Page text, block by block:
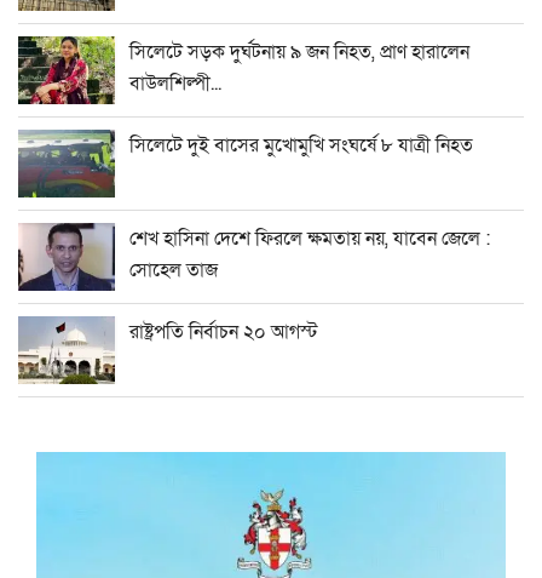
সিলেটে সড়ক দুর্ঘটনায় ৯ জন নিহত, প্রাণ হারালেন
বাউলশিল্পী...
সিলেটে দুই বাসের মুখোমুখি সংঘর্ষে ৮ যাত্রী নিহত
শেখ হাসিনা দেশে ফিরলে ক্ষমতায় নয়, যাবেন জেলে :
সোহেল তাজ
রাষ্ট্রপতি নির্বাচন ২০ আগস্ট